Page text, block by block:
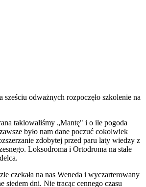
odważnych rozpoczęło szkolenie na
taklowaliśmy „Mantę" i o ile pogoda
było nam dane poczuć cokolwiek
zdobytej przed paru laty wiedzy z
Loksodroma i Ortodroma na stałe
czekała na nas Weneda i wyczarterowany
siedem dni. Nie tracąc cennego czasu